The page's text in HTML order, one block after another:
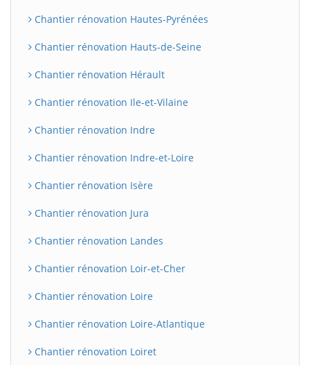
Chantier rénovation Hautes-Pyrénées
Chantier rénovation Hauts-de-Seine
Chantier rénovation Hérault
Chantier rénovation Ile-et-Vilaine
Chantier rénovation Indre
Chantier rénovation Indre-et-Loire
Chantier rénovation Isère
Chantier rénovation Jura
Chantier rénovation Landes
Chantier rénovation Loir-et-Cher
Chantier rénovation Loire
Chantier rénovation Loire-Atlantique
Chantier rénovation Loiret
BatiWebPro
B